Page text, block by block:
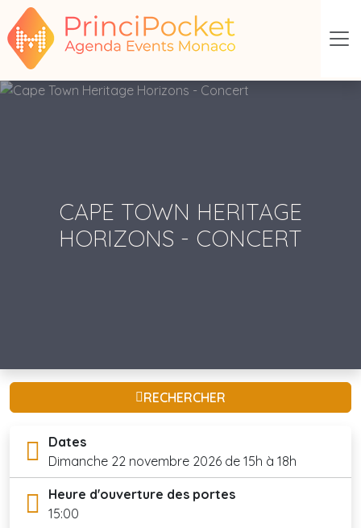
CAPE TOWN HERITAGE
HORIZONS - CONCERT
RECHERCHER
Dates
Dimanche 22 novembre 2026 de 15h à 18h
Heure d'ouverture des portes
15:00